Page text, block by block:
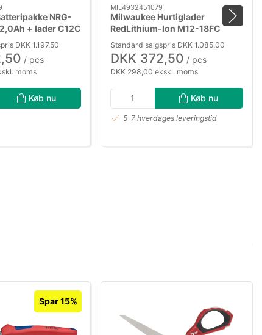
NRG-
+ lader C12C
DKK 1.197,50
/ pcs
moms
Køb nu
MIL4932451079
Milwaukee Hurtiglader
RedLithium-Ion M12-18FC
Standard salgspris DKK 1.085,00
DKK 372,50 / pcs
DKK 298,00 ekskl. moms
Køb nu
5-7 hverdages leveringstid
Spar 15%